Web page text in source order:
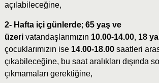
açılabileceğine,
2- Hafta içi günlerde; 65 yaş ve
üzeri vatandaşlarımızın 10.00-14.00, 18
çocuklarımızın ise 14.00-18.00 saatleri
çıkabileceğine, bu saat aralıkları dışında
çıkmamaları gerektiğine,